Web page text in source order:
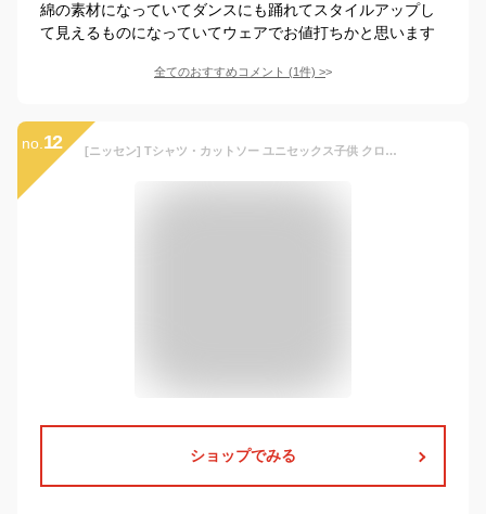
綿の素材になっていてダンスにも踊れてスタイルアップし
て見えるものになっていてウェアでお値打ちかと思います
全てのおすすめコメント (1件) >
no. 12 [ニッセン] Tシャツ・カットソー ユニセックス子供 クロップド丈ヴィンテージ風プリントサイドギャザーＴシャツ（女の子） ブルー系 140
ショップでみる